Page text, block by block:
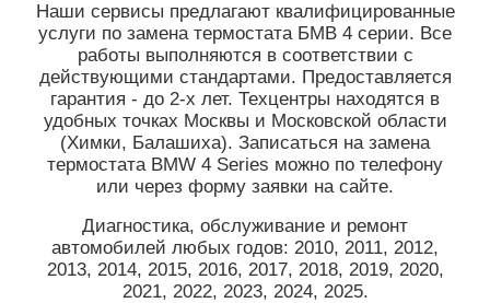
Наши сервисы предлагают квалифицированные
услуги по замена термостата БМВ 4 серии. Все
работы выполняются в соответствии с
действующими стандартами. Предоставляется
гарантия - до 2-х лет. Техцентры находятся в
удобных точках Москвы и Московской области
(Химки, Балашиха). Записаться на замена
термостата BMW 4 Series можно по телефону
или через форму заявки на сайте.
Диагностика, обслуживание и ремонт
автомобилей любых годов: 2010, 2011, 2012,
2013, 2014, 2015, 2016, 2017, 2018, 2019, 2020,
2021, 2022, 2023, 2024, 2025.